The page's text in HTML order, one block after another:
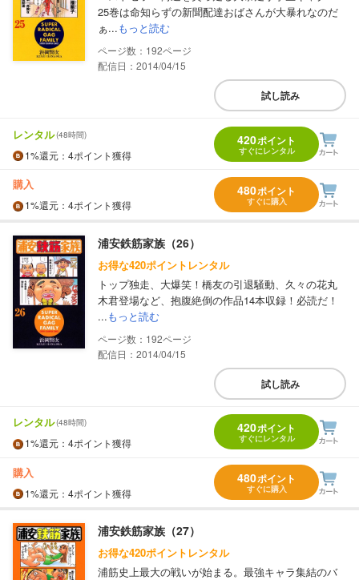
25巻は命知らずの新聞配達おばさんが大暴れなのだ
ぁ...もっと読む
192
配信日：2014/04/15
試し読み
レンタル(48時間)
1%還元 ：4ポイント獲得
420ポイント
すぐにレンタル
購入
1%還元 ：4ポイント獲得
480ポイント
すぐに購入
浦安鉄筋家族（26）
お得な420ポイントレンタル
トップ独走、大爆笑！橋友の引退騒動、久々の花丸
木君登場など、抱腹絶倒の作品14本収録！必読だ！
...もっと読む
192
配信日：2014/04/15
試し読み
レンタル(48時間)
1%還元 ：4ポイント獲得
420ポイント
すぐにレンタル
購入
1%還元 ：4ポイント獲得
480ポイント
すぐに購入
浦安鉄筋家族（27）
お得な420ポイントレンタル
浦筋史上最大の戦いが始まる。最強キャラ集結のバ